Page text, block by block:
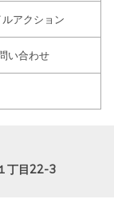
ルアクション
い合わせ
丁目22-3